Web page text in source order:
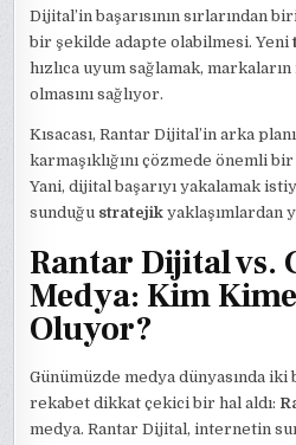
Dijital’in başarısının sırlarından
bir şekilde adapte olabilmesi. Yeni
hızlıca uyum sağlamak,
olmasını sağlıyor.
Kısacası, Rantar Dijital’in arka
karmaşıklığını çözmede önemli
Yani, dijital başarıyı yakalamak
sunduğu stratejik yaklaşımlardan
Rantar Dijital vs.
Medya: Kim
Oluyor?
Günümüzde medya dünyasında iki
rekabet dikkat çekici bir hal aldı:
medya. Rantar Dijital, internetin